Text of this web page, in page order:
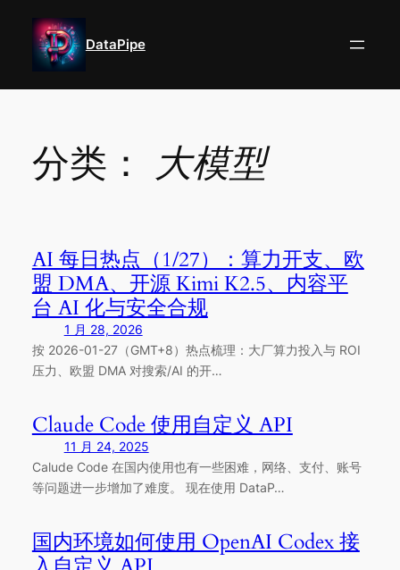
DataPipe
分类： 大模型
AI 每日热点（1/27）：算力开支、欧
盟 DMA、开源 Kimi K2.5、内容平
台 AI 化与安全合规
1 月 28, 2026
按 2026-01-27（GMT+8）热点梳理：大厂算力投入与 ROI
压力、欧盟 DMA 对搜索/AI 的开…
Claude Code 使用自定义 API
11 月 24, 2025
Calude Code 在国内使用也有一些困难，网络、支付、账号
等问题进一步增加了难度。 现在使用 DataP…
国内环境如何使用 OpenAI Codex 接